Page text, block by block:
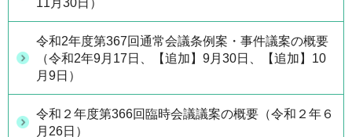
11月30日）
令和2年度第367回通常会議条例案・事件議案の概要
（令和2年9月17日、【追加】9月30日、【追加】10
月9日）
令和２年度第366回臨時会議議案の概要（令和２年６
月26日）